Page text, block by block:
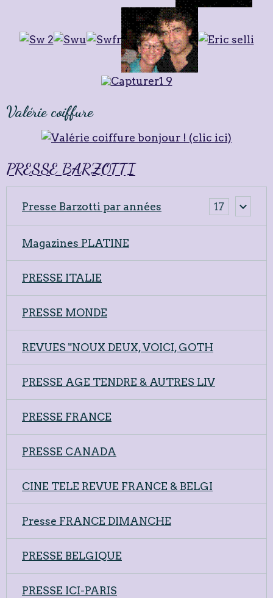
Valérie coiffure
PRESSE BARZOTTI
Presse Barzotti par années 17
Magazines PLATINE
PRESSE ITALIE
PRESSE MONDE
REVUES "NOUX DEUX, VOICI, GOTH
PRESSE AGE TENDRE & AUTRES LIV
PRESSE FRANCE
PRESSE CANADA
CINE TELE REVUE FRANCE & BELGI
Presse FRANCE DIMANCHE
PRESSE BELGIQUE
PRESSE ICI-PARIS